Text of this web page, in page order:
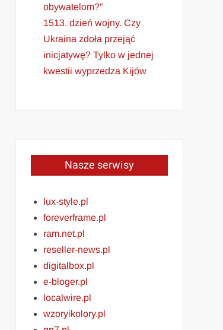
obywatelom?”
1513. dzień wojny. Czy
Ukraina zdoła przejąć
inicjatywę? Tylko w jednej
kwestii wyprzedza Kijów
Nasze serwisy
lux-style.pl
foreverframe.pl
ram.net.pl
reseller-news.pl
digitalbox.pl
e-bloger.pl
localwire.pl
wzoryikolory.pl